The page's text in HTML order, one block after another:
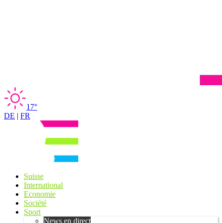
17°
DE | FR
Suisse
International
Economie
Société
Sport
News en direct